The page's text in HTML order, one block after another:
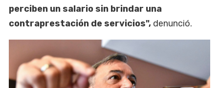
perciben un salario sin brindar una
contraprestación de servicios", denunció.